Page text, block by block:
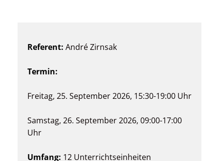
Referent: André Zirnsak
Termin:
Freitag, 25. September 2026, 15:30-19:00 Uhr
Samstag, 26. September 2026, 09:00-17:00
Uhr
Umfang: 12 Unterrichtseinheiten